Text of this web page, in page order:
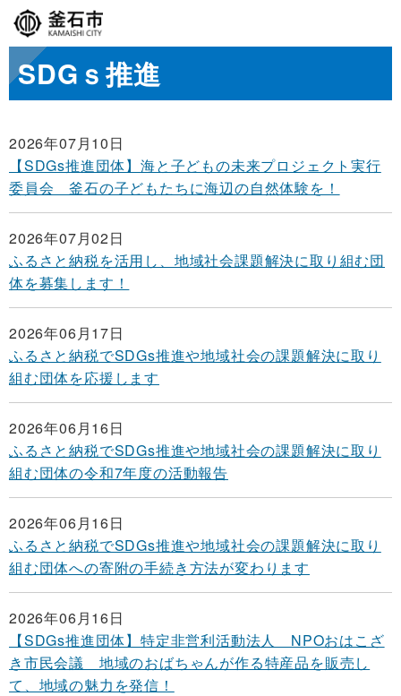
SDGｓ推進
2026年07月10日
【SDGs推進団体】海と子どもの未来プロジェクト実行
委員会 釜石の子どもたちに海辺の自然体験を！
2026年07月02日
ふるさと納税を活用し、地域社会課題解決に取り組む団
体を募集します！
2026年06月17日
ふるさと納税でSDGs推進や地域社会の課題解決に取り
組む団体を応援します
2026年06月16日
ふるさと納税でSDGs推進や地域社会の課題解決に取り
組む団体の令和7年度の活動報告
2026年06月16日
ふるさと納税でSDGs推進や地域社会の課題解決に取り
組む団体への寄附の手続き方法が変わります
2026年06月16日
【SDGs推進団体】特定非営利活動法人 NPOおはこざ
き市民会議 地域のおばちゃんが作る特産品を販売し
て、地域の魅力を発信！